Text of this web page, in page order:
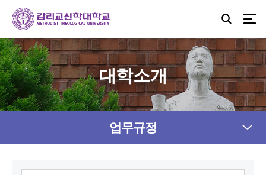
대학소개
업무규정